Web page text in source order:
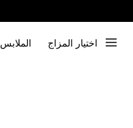
اختيار المزاج الملابس